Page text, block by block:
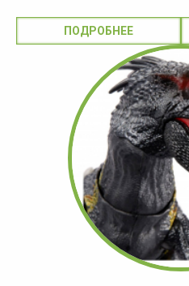
ПОДРОБНЕЕ